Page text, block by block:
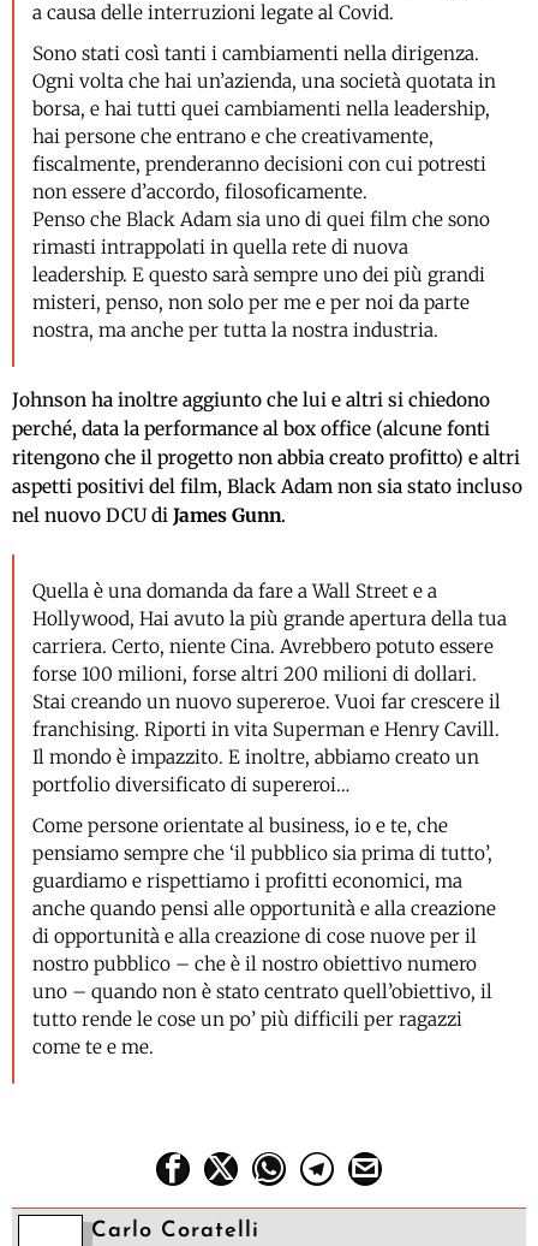
a causa delle interruzioni legate al Covid.
Sono stati così tanti i cambiamenti nella dirigenza.
Ogni volta che hai un’azienda, una società quotata in
borsa, e hai tutti quei cambiamenti nella leadership,
hai persone che entrano e che creativamente,
fiscalmente, prenderanno decisioni con cui potresti
non essere d’accordo, filosoficamente.
Penso che Black Adam sia uno di quei film che sono
rimasti intrappolati in quella rete di nuova
leadership. E questo sarà sempre uno dei più grandi
misteri, penso, non solo per me e per noi da parte
nostra, ma anche per tutta la nostra industria.
Johnson ha inoltre aggiunto che lui e altri si chiedono
perché, data la performance al box office (alcune fonti
ritengono che il progetto non abbia creato profitto) e altri
aspetti positivi del film, Black Adam non sia stato incluso
nel nuovo DCU di James Gunn.
Quella è una domanda da fare a Wall Street e a
Hollywood, Hai avuto la più grande apertura della tua
carriera. Certo, niente Cina. Avrebbero potuto essere
forse 100 milioni, forse altri 200 milioni di dollari.
Stai creando un nuovo supereroe. Vuoi far crescere il
franchising. Riporti in vita Superman e Henry Cavill.
Il mondo è impazzito. E inoltre, abbiamo creato un
portfolio diversificato di supereroi…
Come persone orientate al business, io e te, che
pensiamo sempre che ‘il pubblico sia prima di tutto’,
guardiamo e rispettiamo i profitti economici, ma
anche quando pensi alle opportunità e alla creazione
di opportunità e alla creazione di cose nuove per il
nostro pubblico – che è il nostro obiettivo numero
uno – quando non è stato centrato quell’obiettivo, il
tutto rende le cose un po’ più difficili per ragazzi
come te e me.
Carlo Coratelli